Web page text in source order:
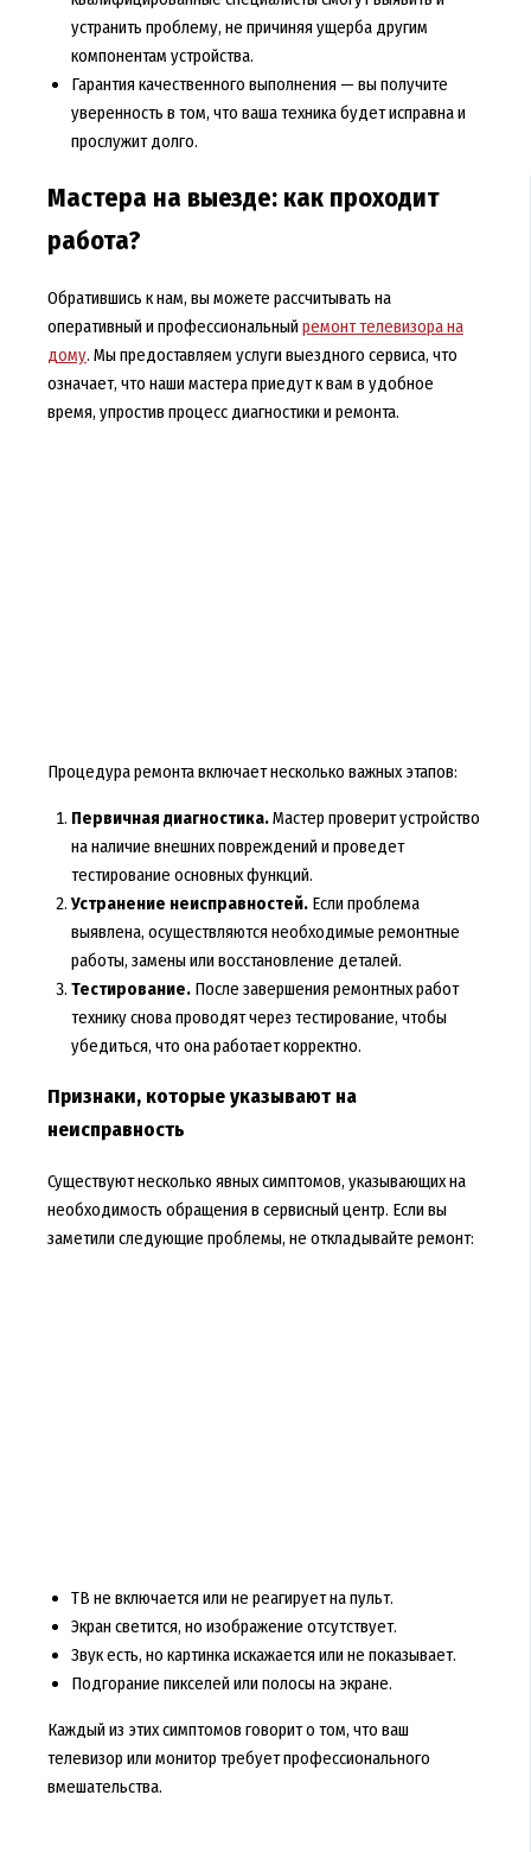
устранить проблему, не причиняя ущерба другим
компонентам устройства.
Гарантия качественного выполнения — вы получите
уверенность в том, что ваша техника будет исправна и
прослужит долго.
Мастера на выезде: как проходит
работа?
Обратившись к нам, вы можете рассчитывать на
оперативный и профессиональныйремонт телевизора на
дому. Мы предоставляем услуги выездного сервиса, что
означает, что наши мастера приедут к вам в удобное
время, упростив процесс диагностики и ремонта.
Процедура ремонта включает несколько важных этапов:
Первичная диагностика.Мастер проверит устройство
на наличие внешних повреждений и проведет
тестирование основных функций.
Устранение неисправностей.Если проблема
выявлена, осуществляются необходимые ремонтные
работы, замены или восстановление деталей.
Тестирование.После завершения ремонтных работ
технику снова проводят через тестирование, чтобы
убедиться, что она работает корректно.
Признаки, которые указывают на
неисправность
Существуют несколько явных симптомов, указывающих на
необходимость обращения в сервисный центр. Если вы
заметили следующие проблемы, не откладывайте ремонт:
ТВ не включается или не реагирует на пульт.
Экран светится, но изображение отсутствует.
Звук есть, но картинка искажается или не показывает.
Подгорание пикселей или полосы на экране.
Каждый из этих симптомов говорит о том, что ваш
телевизор или монитор требует профессионального
вмешательства.